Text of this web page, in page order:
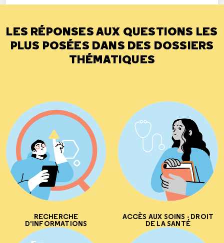
LES RÉPONSES AUX QUESTIONS LES
PLUS POSÉES DANS DES DOSSIERS
THÉMATIQUES
RECHERCHE
D'INFORMATIONS
ACCÈS AUX SOINS - DROIT
DE LA SANTÉ